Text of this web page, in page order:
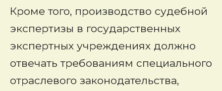
Кроме того, производство судебной
экспертизы в государственных
экспертных учреждениях должно
отвечать требованиям специального
отраслевого законодательства,